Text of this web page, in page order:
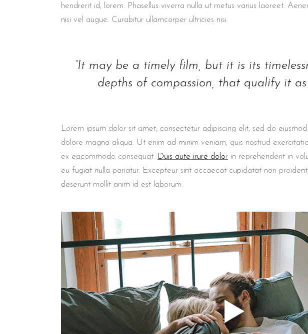
hendrerit id, lorem. Phasellus viverra nulla ut metus varius laoreet.
nisi vel augue. Curabitur ullamcorper ultricies nisi.
“It may be a timely film, but it is its
depths of compassion, that qualify it as
Lorem ipsum dolor sit amet, consectetur adipiscing elit, sed do
dolore magna aliqua. Ut enim ad minim veniam, quis nostrud
ex eacommodo consequat. Duis aute irure dolor in reprehenderit in
eu fugiat nulla pariatur. Excepteur sint occaecat cupidatat non
deserunt mollit anim id est laborum.